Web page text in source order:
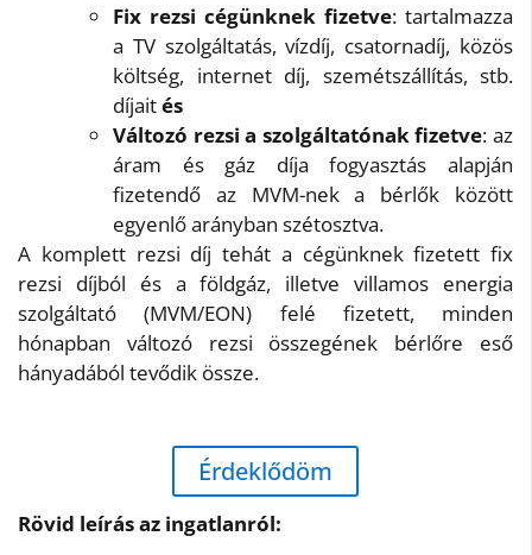
Fix rezsi cégünknek fizetve: tartalmazza
a TV szolgáltatás, vízdíj, csatornadíj, közös
költség, internet díj, szemétszállítás, stb.
díjaités
Változó rezsi a szolgáltatónak fizetve: az
áram és gáz díja fogyasztás alapján
fizetendő az MVM-nek a bérlők között
egyenlő arányban szétosztva.
A komplett rezsi díj tehát a cégünknek fizetett fix
rezsi díjból és a földgáz, illetve villamos energia
szolgáltató (MVM/EON) felé fizetett, minden
hónapban változó rezsi összegének bérlőre eső
hányadából tevődik össze.
Érdeklődöm
Rövid leírás az ingatlanról: